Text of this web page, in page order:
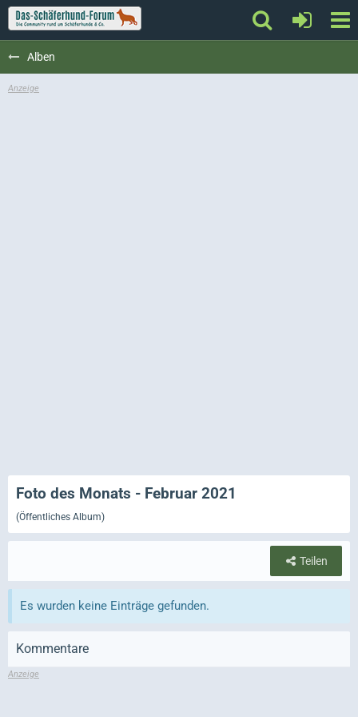
Alben
Foto des Monats - Februar 2021
(Öffentliches Album)
Teilen
Es wurden keine Einträge gefunden.
Kommentare